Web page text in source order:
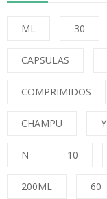
ML 30
CAPSULAS
COMPRIMIDOS
CHAMPU Y
N 10
200ML 60